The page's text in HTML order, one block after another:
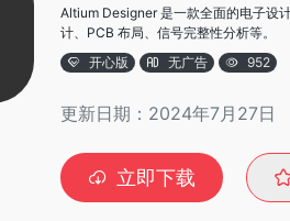
Altium Designer 是一款全面的电子设
计、PCB 布局、信号完整性分析等。
开心版
无广告 952
更新日期：2024年7月27日
立即下载